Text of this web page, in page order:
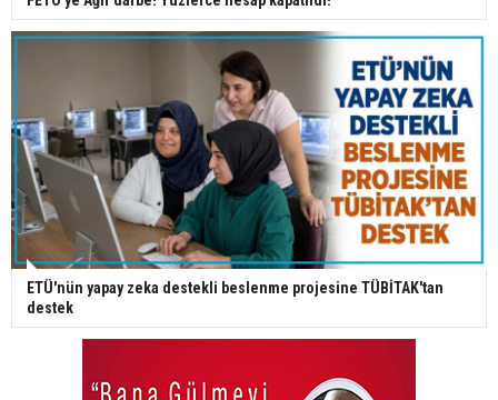
ETÜ'nün yapay zeka destekli beslenme projesine TÜBİTAK'tan
destek